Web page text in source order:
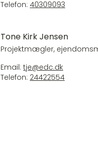
Telefon: 40309093
Tone Kirk Jensen
Projektmægler,
Email: tje@edc.dk
Telefon: 24422554